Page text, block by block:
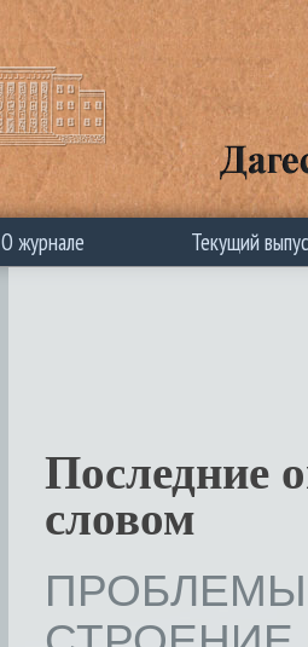
О журнале Текущий
Последние
словом